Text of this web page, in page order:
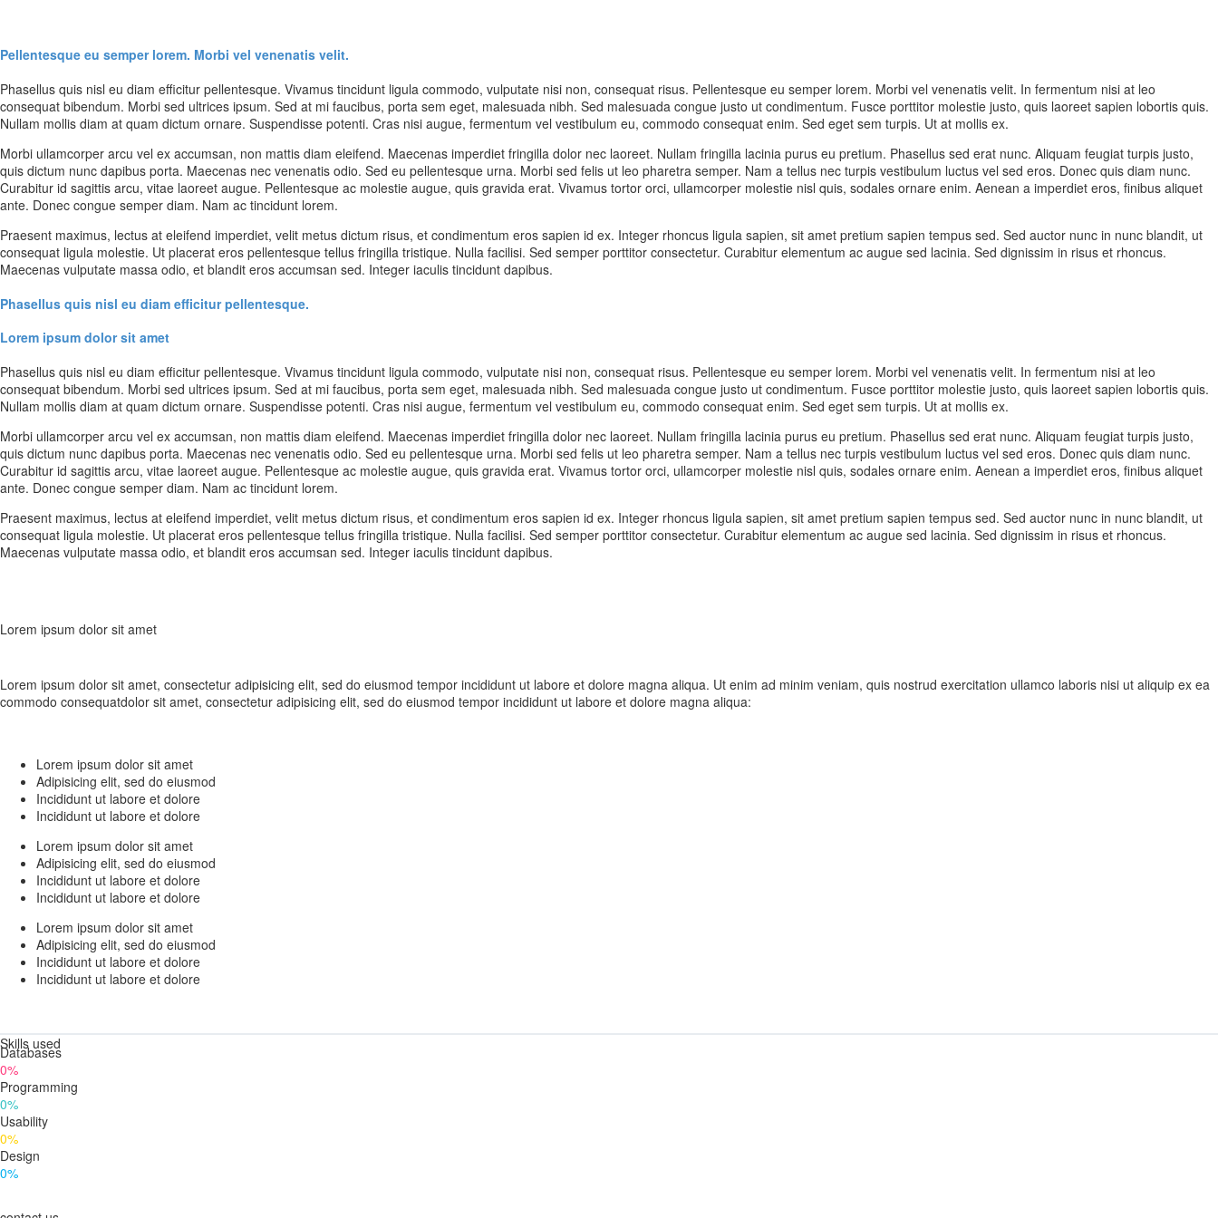
Pellentesque eu semper lorem. Morbi vel venenatis velit.
Phasellus quis nisl eu diam efficitur pellentesque. Vivamus tincidunt ligula commodo, vulputate nisi non, consequat risus. Pellentesque eu semper lorem. Morbi vel venenatis velit. In fermentum nisi at leo
consequat bibendum. Morbi sed ultrices ipsum. Sed at mi faucibus, porta sem eget, malesuada nibh. Sed malesuada congue justo ut condimentum. Fusce porttitor molestie justo, quis laoreet sapien lobortis quis.
Nullam mollis diam at quam dictum ornare. Suspendisse potenti. Cras nisi augue, fermentum vel vestibulum eu, commodo consequat enim. Sed eget sem turpis. Ut at mollis ex.
Morbi ullamcorper arcu vel ex accumsan, non mattis diam eleifend. Maecenas imperdiet fringilla dolor nec laoreet. Nullam fringilla lacinia purus eu pretium. Phasellus sed erat nunc. Aliquam feugiat turpis justo,
quis dictum nunc dapibus porta. Maecenas nec venenatis odio. Sed eu pellentesque urna. Morbi sed felis ut leo pharetra semper. Nam a tellus nec turpis vestibulum luctus vel sed eros. Donec quis diam nunc.
Curabitur id sagittis arcu, vitae laoreet augue. Pellentesque ac molestie augue, quis gravida erat. Vivamus tortor orci, ullamcorper molestie nisl quis, sodales ornare enim. Aenean a imperdiet eros, finibus aliquet
ante. Donec congue semper diam. Nam ac tincidunt lorem.
Praesent maximus, lectus at eleifend imperdiet, velit metus dictum risus, et condimentum eros sapien id ex. Integer rhoncus ligula sapien, sit amet pretium sapien tempus sed. Sed auctor nunc in nunc blandit, ut
consequat ligula molestie. Ut placerat eros pellentesque tellus fringilla tristique. Nulla facilisi. Sed semper porttitor consectetur. Curabitur elementum ac augue sed lacinia. Sed dignissim in risus et rhoncus.
Maecenas vulputate massa odio, et blandit eros accumsan sed. Integer iaculis tincidunt dapibus.
Phasellus quis nisl eu diam efficitur pellentesque.
Lorem ipsum dolor sit amet
Phasellus quis nisl eu diam efficitur pellentesque. Vivamus tincidunt ligula commodo, vulputate nisi non, consequat risus. Pellentesque eu semper lorem. Morbi vel venenatis velit. In fermentum nisi at leo
consequat bibendum. Morbi sed ultrices ipsum. Sed at mi faucibus, porta sem eget, malesuada nibh. Sed malesuada congue justo ut condimentum. Fusce porttitor molestie justo, quis laoreet sapien lobortis quis.
Nullam mollis diam at quam dictum ornare. Suspendisse potenti. Cras nisi augue, fermentum vel vestibulum eu, commodo consequat enim. Sed eget sem turpis. Ut at mollis ex.
Morbi ullamcorper arcu vel ex accumsan, non mattis diam eleifend. Maecenas imperdiet fringilla dolor nec laoreet. Nullam fringilla lacinia purus eu pretium. Phasellus sed erat nunc. Aliquam feugiat turpis justo,
quis dictum nunc dapibus porta. Maecenas nec venenatis odio. Sed eu pellentesque urna. Morbi sed felis ut leo pharetra semper. Nam a tellus nec turpis vestibulum luctus vel sed eros. Donec quis diam nunc.
Curabitur id sagittis arcu, vitae laoreet augue. Pellentesque ac molestie augue, quis gravida erat. Vivamus tortor orci, ullamcorper molestie nisl quis, sodales ornare enim. Aenean a imperdiet eros, finibus aliquet
ante. Donec congue semper diam. Nam ac tincidunt lorem.
Praesent maximus, lectus at eleifend imperdiet, velit metus dictum risus, et condimentum eros sapien id ex. Integer rhoncus ligula sapien, sit amet pretium sapien tempus sed. Sed auctor nunc in nunc blandit, ut
consequat ligula molestie. Ut placerat eros pellentesque tellus fringilla tristique. Nulla facilisi. Sed semper porttitor consectetur. Curabitur elementum ac augue sed lacinia. Sed dignissim in risus et rhoncus.
Maecenas vulputate massa odio, et blandit eros accumsan sed. Integer iaculis tincidunt dapibus.
Lorem ipsum dolor sit amet
Lorem ipsum dolor sit amet, consectetur adipisicing elit, sed do eiusmod tempor incididunt ut labore et dolore magna aliqua. Ut enim ad minim veniam, quis nostrud exercitation ullamco laboris nisi ut aliquip ex ea
commodo consequatdolor sit amet, consectetur adipisicing elit, sed do eiusmod tempor incididunt ut labore et dolore magna aliqua:
Lorem ipsum dolor sit amet
Adipisicing elit, sed do eiusmod
Incididunt ut labore et dolore
Incididunt ut labore et dolore
Lorem ipsum dolor sit amet
Adipisicing elit, sed do eiusmod
Incididunt ut labore et dolore
Incididunt ut labore et dolore
Lorem ipsum dolor sit amet
Adipisicing elit, sed do eiusmod
Incididunt ut labore et dolore
Incididunt ut labore et dolore
Skills used
Databases
0%
Programming
0%
Usability
0%
Design
0%